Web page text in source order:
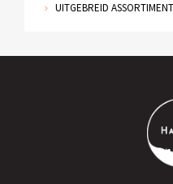
UITGEBREID ASSORTIMENT